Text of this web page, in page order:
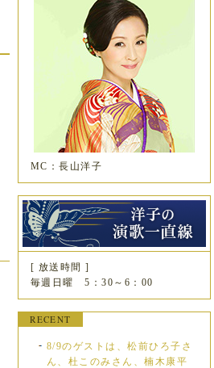
MC：長山洋子
[ 放送時間 ]
毎週日曜 5：30～6：00
RECENT
8/9のゲストは、松前ひろ子さ
ん、杜このみさん、楠木康平